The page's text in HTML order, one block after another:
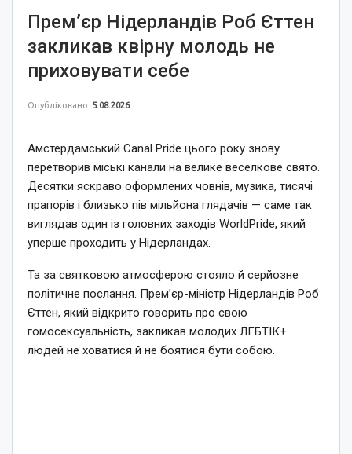
Прем’єр Нідерландів Роб Єттен
закликав квірну молодь не
приховувати себе
Опубліковано 5.08.2026
Амстердамський Canal Pride цього року знову
перетворив міські канали на велике веселкове свято.
Десятки яскраво оформлених човнів, музика, тисячі
прапорів і близько пів мільйона глядачів — саме так
виглядав один із головних заходів WorldPride, який
уперше проходить у Нідерландах.
Та за святковою атмосферою стояло й серйозне
політичне послання. Прем’єр-міністр Нідерландів Роб
Єттен, який відкрито говорить про свою
гомосексуальність, закликав молодих ЛГБТІК+
людей не ховатися й не боятися бути собою.